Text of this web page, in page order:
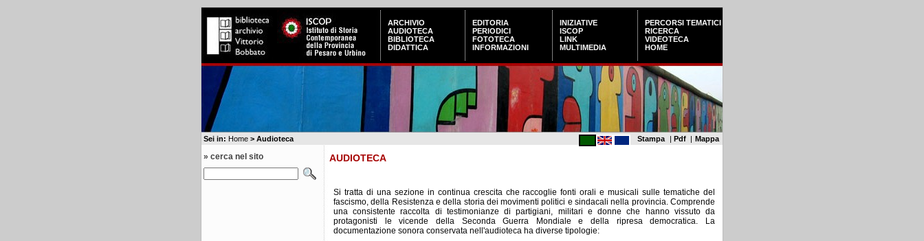
ARCHIVIO
AUDIOTECA
BIBLIOTECA
DIDATTICA
EDITORIA
PERIODICI
FOTOTECA
INFORMAZIONI
INIZIATIVE
ISCOP
LINK
MULTIMEDIA
PERCORSI TEMATICI
RICERCA
VIDEOTECA
HOME
Mappa
|
Pdf
|
Stampa
Sei in: Home > Audioteca
» cerca nel sito AUDIOTECA
Si tratta di una sezione in continua crescita che raccoglie fonti orali e musicali sulle tematiche del
fascismo, della Resistenza e della storia dei movimenti politici e sindacali nella provincia. Comprende
una consistente raccolta di testimonianze di partigiani, militari e donne che hanno vissuto da
protagonisti le vicende della Seconda Guerra Mondiale e della ripresa democratica. La
documentazione sonora conservata nell'audioteca ha diverse tipologie: